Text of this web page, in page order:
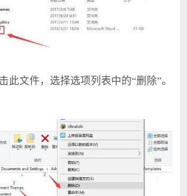
文件，选择选项列表中的“删除”。